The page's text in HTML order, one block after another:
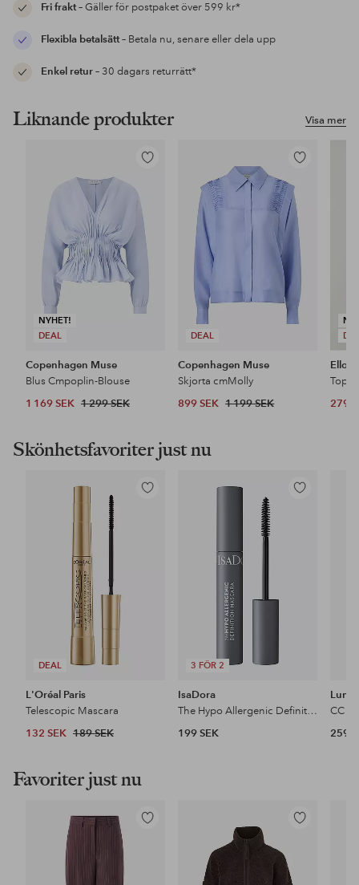
Fri frakt– Gäller för postpaket över 599 kr*
Flexibla betalsätt– Betala nu, senare eller dela upp
Enkel retur– 30 dagars returrätt*
Visa mer
Liknande produkter
NYHET!
DEAL
Lägg
i
Copenhagen Muse
Blus Cmpoplin-Blouse
1 169 SEK 1 299 SEK
DEAL
Lägg
till
favoriter
Copenhagen Muse
Skjorta cmMolly
899 SEK 1 199 SEK
Ellos
Topp
279
Skönhetsfavoriter just nu
DEAL
Lägg
L'Oréal Paris
Telescopic Mascara
132 SEK 189 SEK
3 FÖR 2
Lägg
IsaDora
The Hypo Allergenic Definition Mascara
199 SEK
259
Favoriter just nu
Lägg
Lägg
favoriter